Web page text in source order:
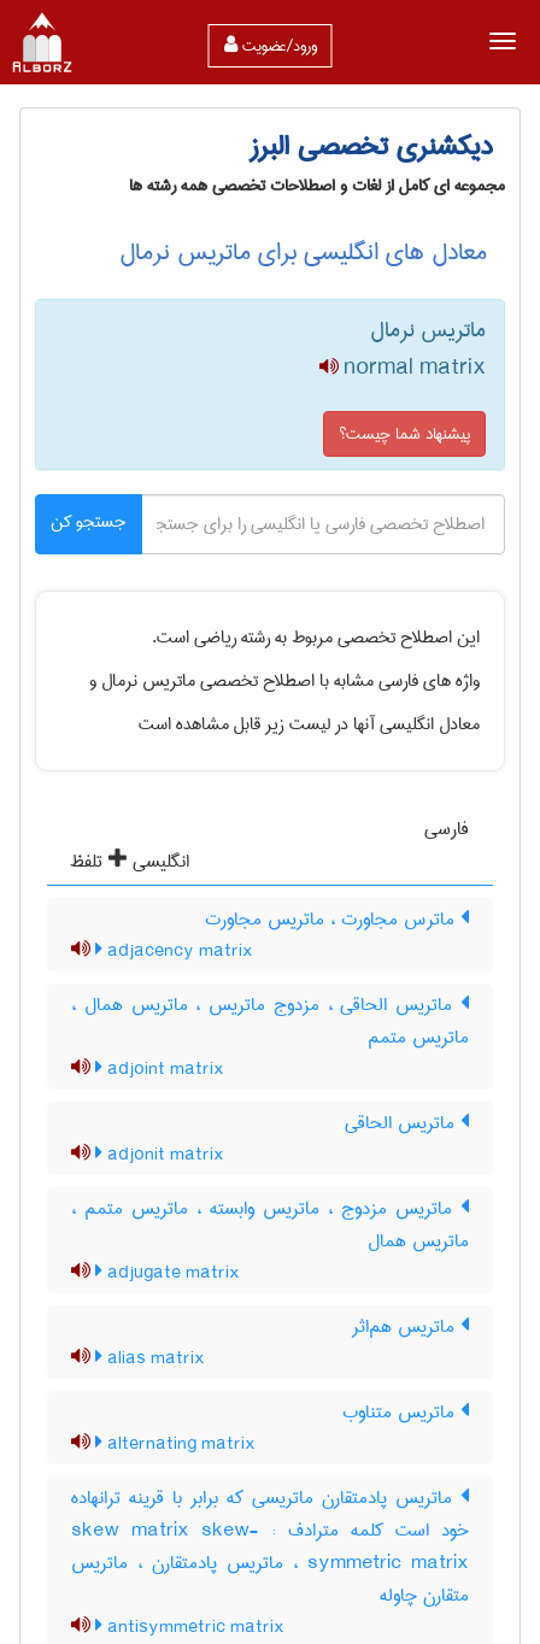
ورود/عضویت
دیکشنری تخصصی البرز
مجموعه ای کامل از لغات و اصطلاحات تخصصی همه رشته ها
معادل های انگلیسی برای ماتریس نرمال
ماتریس نرمال
normal matrix
پیشنهاد شما چیست؟
جستجو کن
این اصطلاح تخصصی مربوط به رشتهرياضیاست.
واژه های فارسی مشابه با اصطلاح تخصصیماتریس نرمالو
معادل انگلیسی آنها در لیست زیر قابل مشاهده است
فارسی
انگلیسی
تلفظ
ماترس مجاورت ، ماتریس مجاورت
adjacency matrix
ماتریس الحاقی ، مزدوج ماتریس ، ماتریس همال ،
ماتریس متمم
adjoint matrix
ماتریس الحاقی
adjonit matrix
ماتریس مزدوج ، ماتریس وابسته ، ماتریس متمم ،
ماتریس همال
adjugate matrix
ماتریس هم‌اثر
alias matrix
ماتریس متناوب
alternating matrix
ماتریس پادمتقارن ماتریسی که برابر با قرینه ترانهاده
خود است کلمه مترادف : skew matrix skew-
symmetric matrix ، ماتریس پادمتقارن ، ماتریس
متقارن چاوله
antisymmetric matrix